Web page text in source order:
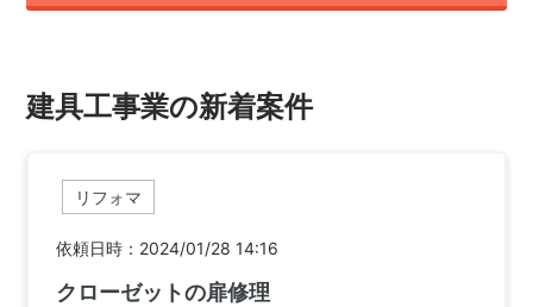
建具工事業の新着案件
リフォマ
依頼日時：2024/01/28 14:16
クローゼットの扉修理